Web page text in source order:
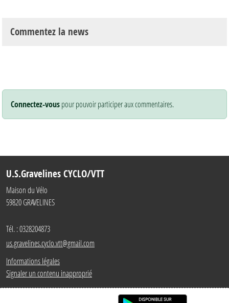
Commentez la news
Connectez-vouspour pouvoir participer aux commentaires.
U.S.Gravelines CYCLO/VTT
Maison du Vélo
59820GRAVELINES
Tél. :0328204873
us.gravelines.cyclo.vtt@gmail.com
Informations légales
Signaler un contenu inapproprié